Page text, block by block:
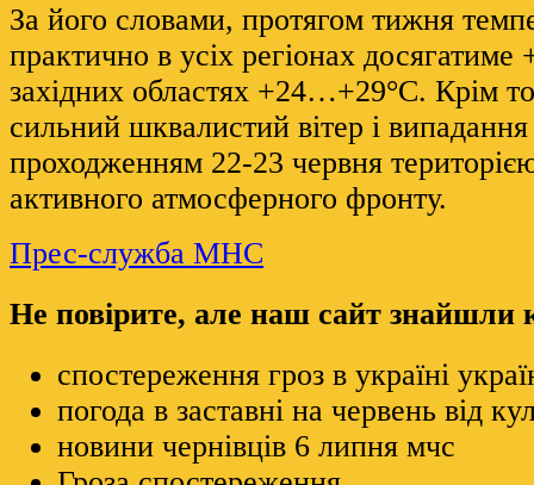
За його словами, протягом тижня
практично в усіх регіонах
західних областях +24…+29°C. Крім
сильний шквалистий вітер і випадання
проходженням 22-23 червня
активного атмосферного фронту.
Прес-служба МНС
Не повірите, але наш сайт
спостереження гроз в україні
погода в заставні на червень від
новини чернівців 6 липня мчс